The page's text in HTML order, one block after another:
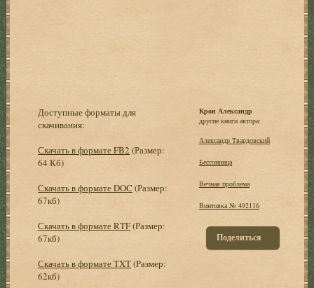
Доступные форматы для
скачивания:
Скачать в формате FB2 (Размер:
64 Кб)
Скачать в формате DOC (Размер:
67кб)
Скачать в формате RTF(Размер:
67кб)
Скачать в формате TXT(Размер:
62кб)
Крон Александр
другие книги автора:
Александр Твардовский
Бессонница
Вечная проблема
Винтовка № 492116
Поделиться